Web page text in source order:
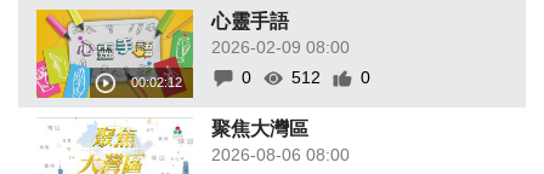
心靈手語
2026-02-09 08:00
0
512 0
聚焦大灣區
2026-08-06 08:00